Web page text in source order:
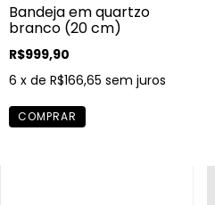
Bandeja em quartzo
branco (20 cm)
R$999,90
6 x de R$166,65 sem juros